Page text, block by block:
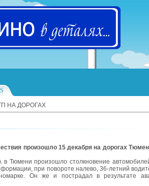
НА ДОРОГАХ
произошло 15 декабря на дорогах
Тюмени произошло столкновение
при повороте налево, 36-летний
Он же и пострадал в результате